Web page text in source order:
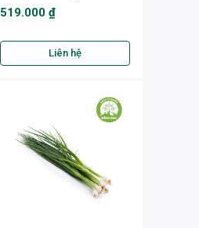
519.000 ₫
Liên hệ